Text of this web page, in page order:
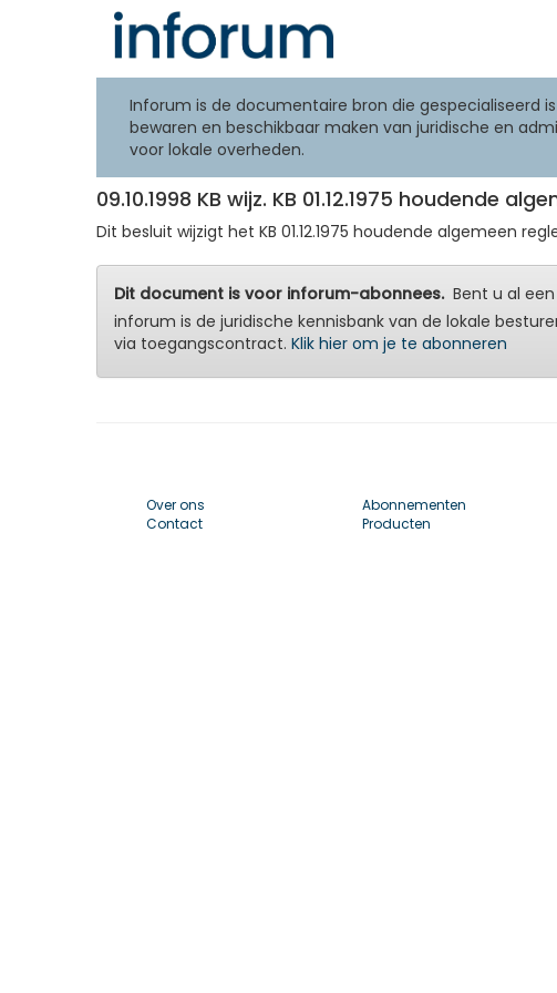
Inforum is de documentaire bron die gespecialiseerd
bewaren en beschikbaar maken van juridische en
voor lokale overheden.
09.10.1998 KB wijz. KB 01.12.1975 houdende
Dit besluit wijzigt het KB 01.12.1975 houdende algemeen
Dit document is voor inforum-abonnees.Bent u al
inforum is de juridische kennisbank van de lokale
via toegangscontract. Klik hier om je te abonneren
Over ons
Contact
Abonnementen
Producten